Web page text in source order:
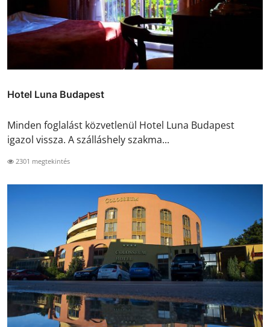
Hotel Luna Budapest
Minden foglalást közvetlenül Hotel Luna Budapest
igazol vissza. A szálláshely szakma...
2301 megtekintés